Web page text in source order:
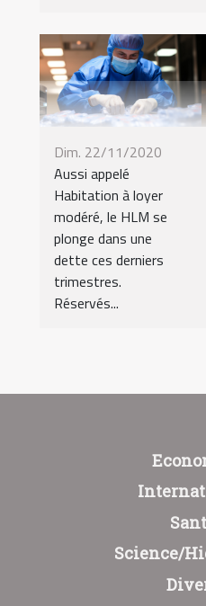
Dim. 22/11/2020
Aussi appelé
Habitation à loyer
modéré, le HLM se
plonge dans une
dette ces derniers
trimestres.
Réservés...
Science/